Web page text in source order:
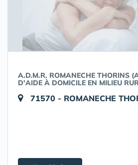
A.D.M.R. ROMANECHE THORINS
D'AIDE À DOMICILE EN MILIEU
71570 - ROMANECHE